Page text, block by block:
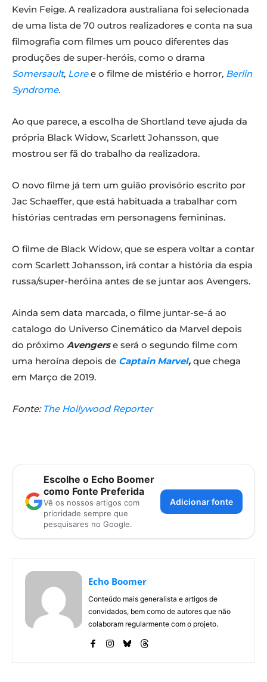
Kevin Feige. A realizadora australiana foi selecionada
de uma lista de 70 outros realizadores e conta na sua
filmografia com filmes um pouco diferentes das
produções de super-heróis, como o drama
Somersault, Loree o filme de mistério e horror, Berlin
Syndrome.
Ao que parece, a escolha de Shortland teve ajuda da
própria Black Widow, Scarlett Johansson, que
mostrou ser fã do trabalho da realizadora.
O novo filme já tem um guião provisório escrito por
Jac Schaeffer, que está habituada a trabalhar com
histórias centradas em personagens femininas.
O filme de Black Widow, que se espera voltar a contar
com Scarlett Johansson, irá contar a história da espia
russa/super-heróina antes de se juntar aos Avengers.
Ainda sem data marcada, o filme juntar-se-á ao
catalogo do Universo Cinemático da Marvel depois
do próximo Avengerse será o segundo filme com
uma heroína depois de Captain Marvel, que chega
em Março de 2019.
Fonte: The Hollywood Reporter
Escolhe o Echo Boomer
como Fonte Preferida
Vê os nossos artigos com
prioridade sempre que
pesquisares no Google.
Adicionar fonte
Echo Boomer
Conteúdo mais generalista e artigos de
convidados, bem como de autores que não
colaboram regularmente com o projeto.